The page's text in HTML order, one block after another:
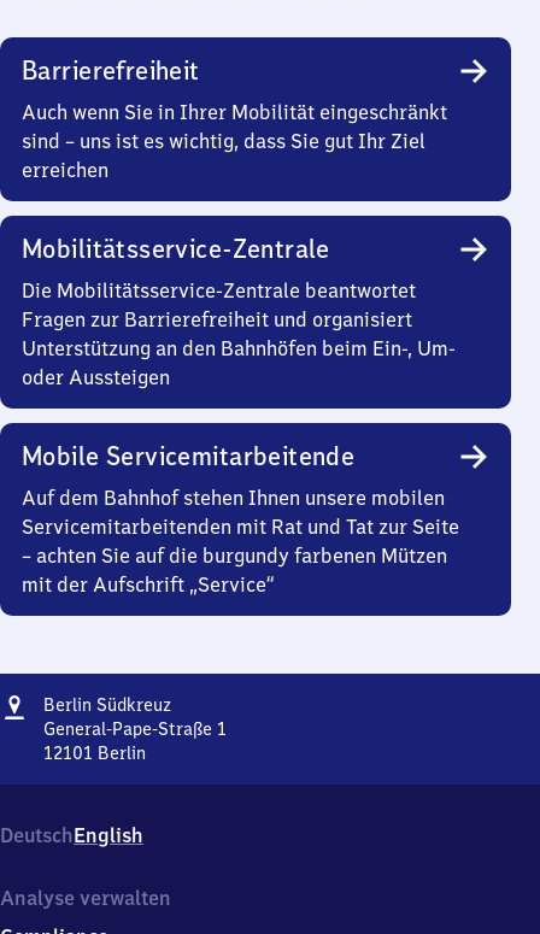
Barrierefreiheit
Auch wenn Sie in Ihrer Mobilität eingeschränkt
sind – uns ist es wichtig, dass Sie gut Ihr Ziel
erreichen
Mobilitätsservice-Zentrale
Die Mobilitätsservice-Zentrale beantwortet
Fragen zur Barrierefreiheit und organisiert
Unterstützung an den Bahnhöfen beim Ein-, Um-
oder Aussteigen
Mobile Servicemitarbeitende
Auf dem Bahnhof stehen Ihnen unsere mobilen
Servicemitarbeitenden mit Rat und Tat zur Seite
– achten Sie auf die burgundy farbenen Mützen
mit der Aufschrift „Service“
Adresse
Berlin SüdkreuzBerlin
Südkreuz
General-Pape-Straße 1
12101 Berlin
General-
Pape-
1,
DeutschEnglish
Analyse verwalten